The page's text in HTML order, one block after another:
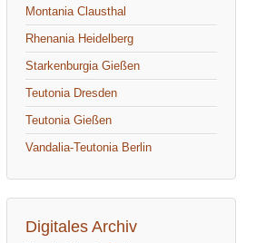
Montania Clausthal
Rhenania Heidelberg
Starkenburgia Gießen
Teutonia Dresden
Teutonia Gießen
Vandalia-Teutonia Berlin
Digitales Archiv